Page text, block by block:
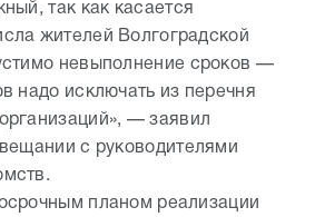
так как касается
жителей Волгоградской
невыполнение сроков —
надо исключать из перечня
— заявил
с руководителями
планом реализации